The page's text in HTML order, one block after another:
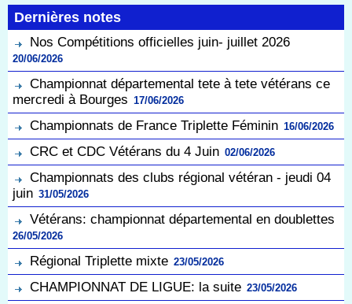
Dernières notes
Nos Compétitions officielles juin- juillet 2026
20/06/2026
Championnat départemental tete à tete vétérans ce
mercredi à Bourges 17/06/2026
Championnats de France Triplette Féminin 16/06/2026
CRC et CDC Vétérans du 4 Juin 02/06/2026
Championnats des clubs régional vétéran - jeudi 04
juin 31/05/2026
Vétérans: championnat départemental en doublettes
26/05/2026
Régional Triplette mixte 23/05/2026
CHAMPIONNAT DE LIGUE: la suite 23/05/2026